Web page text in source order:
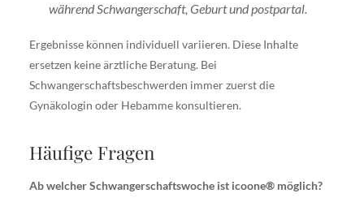
während Schwangerschaft, Geburt und postpartal.
Ergebnisse können individuell variieren. Diese Inhalte
ersetzen keine ärztliche Beratung. Bei
Schwangerschaftsbeschwerden immer zuerst die
Gynäkologin oder Hebamme konsultieren.
Häufige Fragen
Ab welcher Schwangerschaftswoche ist icoone® möglich?